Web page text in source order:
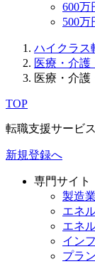
600万
500万
ハイクラス
医療・介護
医療・介護
TOP
転職支援サービ
新規登録へ
専門サイト
製造業
エネ
エネ
イン
プラ